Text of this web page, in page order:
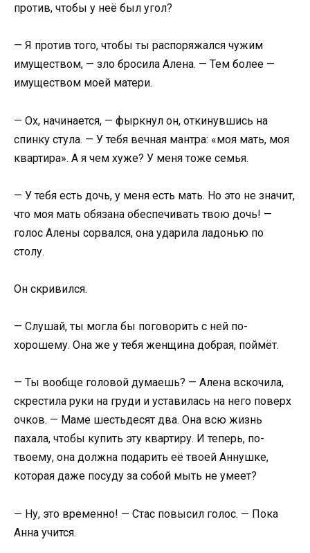
против, чтобы у неё был угол?
— Я против того, чтобы ты распоряжался чужим
имуществом, — зло бросила Алена. — Тем более —
имуществом моей матери.
— Ох, начинается, — фыркнул он, откинувшись на
спинку стула. — У тебя вечная мантра: «моя мать, моя
квартира». А я чем хуже? У меня тоже семья.
— У тебя есть дочь, у меня есть мать. Но это не значит,
что моя мать обязана обеспечивать твою дочь! —
голос Алены сорвался, она ударила ладонью по
столу.
Он скривился.
— Слушай, ты могла бы поговорить с ней по-
хорошему. Она же у тебя женщина добрая, поймёт.
— Ты вообще головой думаешь? — Алена вскочила,
скрестила руки на груди и уставилась на него поверх
очков. — Маме шестьдесят два. Она всю жизнь
пахала, чтобы купить эту квартиру. И теперь, по-
твоему, она должна подарить её твоей Аннушке,
которая даже посуду за собой мыть не умеет?
— Ну, это временно! — Стас повысил голос. — Пока
Анна учится.